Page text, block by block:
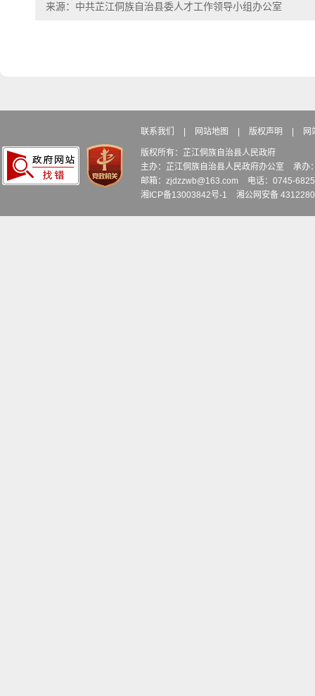
来源：中共芷江侗族自治县委人才工作领导小组办公室
联系我们 网站地图 版权声明 网
版权所有：芷江侗族自治县人民政府
主办：芷江侗族自治县人民政府办公室
承办
邮箱：zjdzzwb@163.com
电话：0745-
湘ICP备13003842号-1
湘公网安备